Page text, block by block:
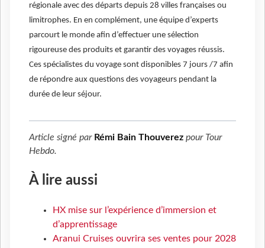
régionale avec des départs depuis 28 villes françaises ou
limitrophes. En en complément, une équipe d’experts
parcourt le monde afin d’effectuer une sélection
rigoureuse des produits et garantir des voyages réussis.
Ces spécialistes du voyage sont disponibles 7 jours /7 afin
de répondre aux questions des voyageurs pendant la
durée de leur séjour.
Article signé par Rémi Bain Thouverez pour Tour
Hebdo.
À lire aussi
HX mise sur l’expérience d’immersion et
d’apprentissage
Aranui Cruises ouvrira ses ventes pour 2028